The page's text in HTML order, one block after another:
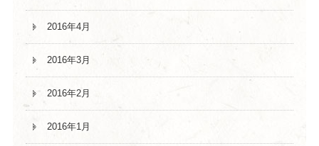
2016年4月
2016年3月
2016年2月
2016年1月